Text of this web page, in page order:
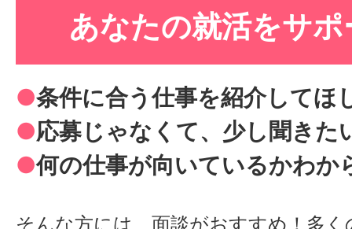
あなたの就活をサポ
●条件に合う仕事を紹介してほ
●応募じゃなくて、少し聞きた
●何の仕事が向いているかわか
そんな方には、面談がおすすめ！多く